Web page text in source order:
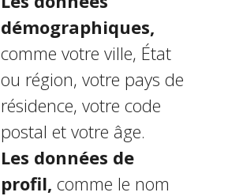
démographiques,
comme votre ville, État
ou région, votre pays de
résidence, votre code
postal et votre âge.
Les données de
profil, comme le nom